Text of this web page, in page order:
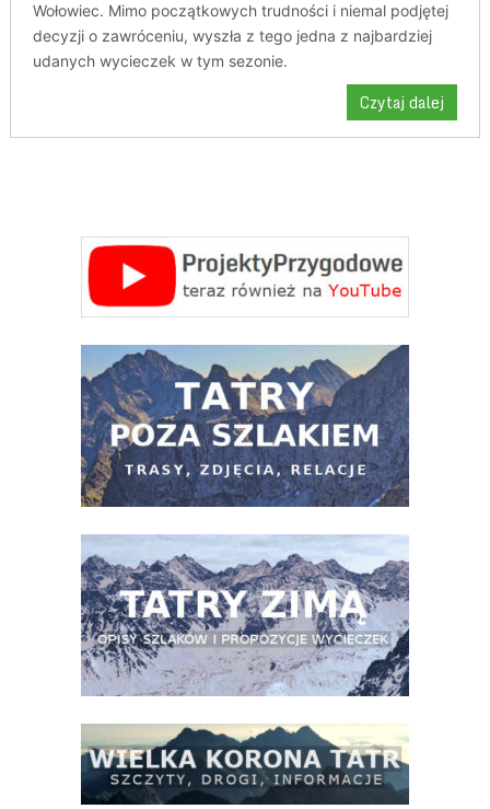
Wołowiec. Mimo początkowych trudności i niemal podjętej
decyzji o zawróceniu, wyszła z tego jedna z najbardziej
udanych wycieczek w tym sezonie.
Czytaj dalej